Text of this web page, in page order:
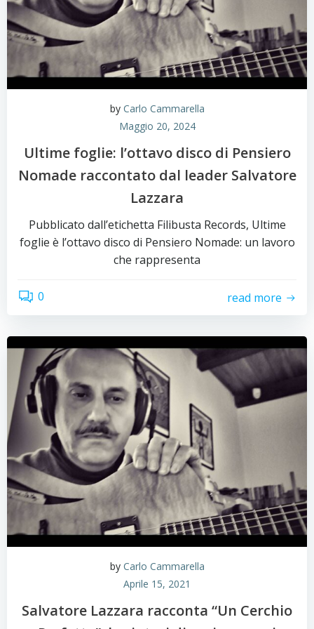
by Carlo Cammarella
Maggio 20, 2024
Ultime foglie: l’ottavo disco di Pensiero
Nomade raccontato dal leader Salvatore
Lazzara
Pubblicato dall’etichetta Filibusta Records, Ultime
foglie è l’ottavo disco di Pensiero Nomade: un lavoro
che rappresenta
0 read more
by Carlo Cammarella
Aprile 15, 2021
Salvatore Lazzara racconta “Un Cerchio